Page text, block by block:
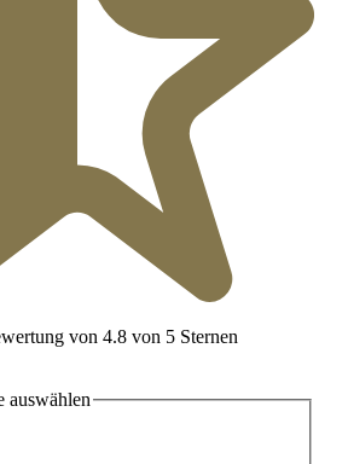
von 4.8 von 5 Sternen
auswählen